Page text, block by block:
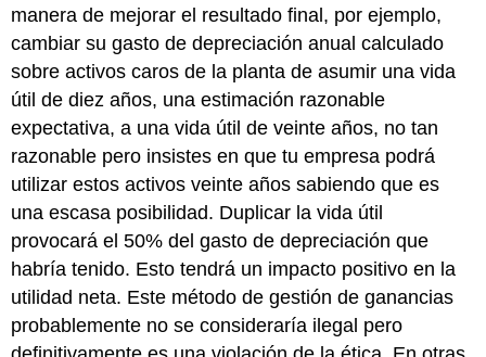
manera de mejorar el resultado final, por ejemplo,
cambiar su gasto de depreciación anual calculado
sobre activos caros de la planta de asumir una vida
útil de diez años, una estimación razonable
expectativa, a una vida útil de veinte años, no tan
razonable pero insistes en que tu empresa podrá
utilizar estos activos veinte años sabiendo que es
una escasa posibilidad. Duplicar la vida útil
provocará el 50% del gasto de depreciación que
habría tenido. Esto tendrá un impacto positivo en la
utilidad neta. Este método de gestión de ganancias
probablemente no se consideraría ilegal pero